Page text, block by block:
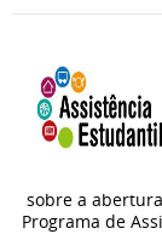
sobre a
Programa de